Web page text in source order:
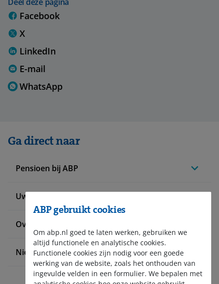
Facebook
X
LinkedIn
E-mail
WhatsApp
Ga direct naar
Pensioen bij ABP
Uw situatie verandert
Over ABP
Nieuws en pers
ABP gebruikt cookies
Om abp.nl goed te laten werken, gebruiken we
altijd functionele en analytische cookies.
Functionele cookies zijn nodig voor een goede
werking van de website, zoals het onthouden van
ingevulde velden in een formulier. We bepalen met